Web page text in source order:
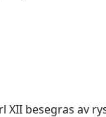
XII besegras av